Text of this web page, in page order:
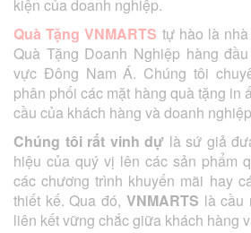
kiện của doanh nghiệp.
Quà Tặng VNMARTS tự hào là
Quà Tặng Doanh Nghiệp hàng
vực Đông Nam Á. Chúng tôi
phân phối các mặt hàng quà tặng in
cầu của khách hàng và doanh
Chúng tôi rất vinh dự là sứ giả
hiệu của quý vị lên các sản phẩm
các chương trình khuyến mãi hay
thiết kế. Qua đó, VNMARTS là cầu
liên kết vững chắc giữa khách hàng